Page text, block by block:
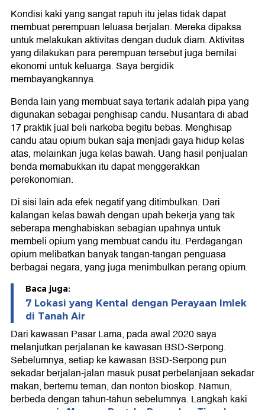
Kondisi kaki yang sangat rapuh itu jelas tidak dapat
membuat perempuan leluasa berjalan. Mereka dipaksa
untuk melakukan aktivitas dengan duduk diam. Aktivitas
yang dilakukan para perempuan tersebut juga bernilai
ekonomi untuk keluarga. Saya bergidik
membayangkannya.
Benda lain yang membuat saya tertarik adalah pipa yang
digunakan sebagai penghisap candu. Nusantara di abad
17 praktik jual beli narkoba begitu bebas. Menghisap
candu atau opium bukan saja menjadi gaya hidup kelas
atas, melainkan juga kelas bawah. Uang hasil penjualan
benda memabukkan itu dapat menggerakkan
perekonomian.
Di sisi lain ada efek negatif yang ditimbulkan. Dari
kalangan kelas bawah dengan upah bekerja yang tak
seberapa menghabiskan sebagian upahnya untuk
membeli opium yang membuat candu itu. Perdagangan
opium melibatkan banyak tangan-tangan penguasa
berbagai negara, yang juga menimbulkan perang opium.
Baca juga:
7 Lokasi yang Kental dengan Perayaan Imlek
di Tanah Air
Dari kawasan Pasar Lama, pada awal 2020 saya
melanjutkan perjalanan ke kawasan BSD-Serpong.
Sebelumnya, setiap ke kawasan BSD-Serpong pun
sekadar berjalan-jalan masuk pusat perbelanjaan sekadar
makan, bertemu teman, dan nonton bioskop. Namun,
berbeda dengan tahun-tahun sebelumnya. Langkah kaki